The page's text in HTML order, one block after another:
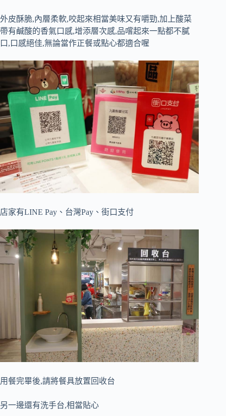
外皮酥脆,內層柔軟,咬起來相當美味又有嚼勁,加上酸菜
帶有鹹酸的香氣口感,增添層次感,品嚐起來一點都不膩
口,口感絕佳,無論當作正餐或點心都適合喔
店家有LINE Pay、台灣Pay、街口支付
用餐完畢後,請將餐具放置回收台
另一邊還有洗手台,相當貼心